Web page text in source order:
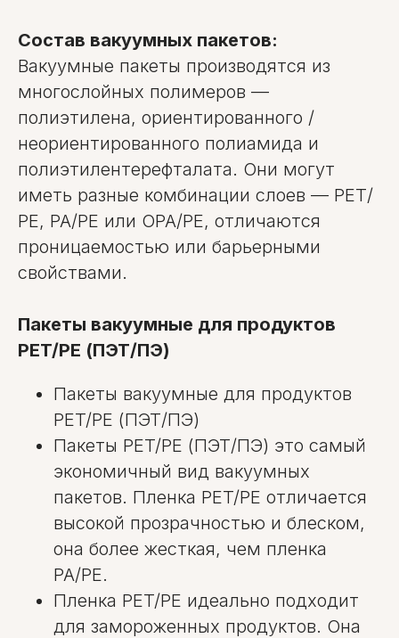
Состав вакуумных пакетов:
Вакуумные пакеты производятся из
многослойных полимеров —
полиэтилена, ориентированного /
неориентированного полиамида и
полиэтилентерефталата. Они могут
иметь разные комбинации слоев — РЕТ/
РЕ, РА/РЕ или ОРА/РЕ, отличаются
проницаемостью или барьерными
свойствами.
Пакеты вакуумные для продуктов
PET/PE (ПЭТ/ПЭ)
Пакеты вакуумные для продуктов
PET/PE (ПЭТ/ПЭ)
Пакеты PET/PE (ПЭТ/ПЭ) это самый
экономичный вид вакуумных
пакетов. Пленка PET/PE отличается
высокой прозрачностью и блеском,
она более жесткая, чем пленка
PA/PE.
Пленка PET/PE идеально подходит
для замороженных продуктов. Она